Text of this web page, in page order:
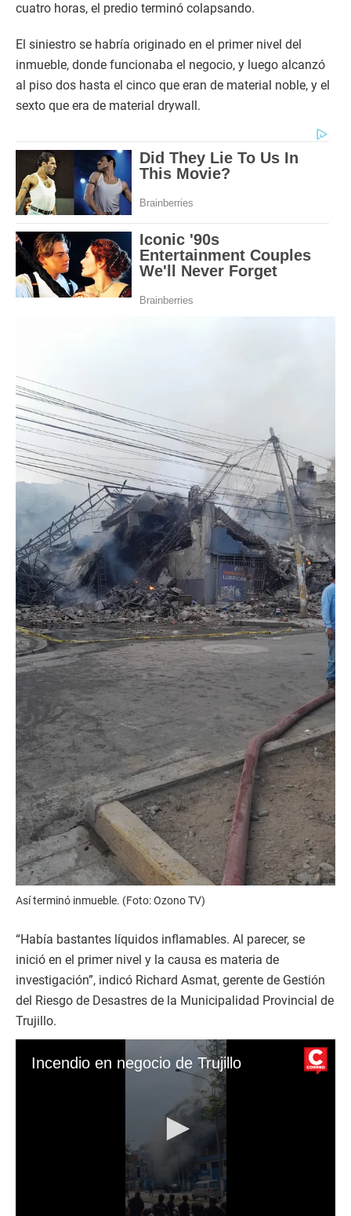
cuatro horas, el predio terminó colapsando.
El siniestro se habría originado en el primer nivel del
inmueble, donde funcionaba el negocio, y luego alcanzó
al piso dos hasta el cinco que eran de material noble, y el
sexto que era de material drywall.
Así terminó inmueble. (Foto: Ozono TV)
“Había bastantes líquidos inflamables. Al parecer, se
inició en el primer nivel y la causa es materia de
investigación”, indicó Richard Asmat, gerente de Gestión
del Riesgo de Desastres de la Municipalidad Provincial de
Trujillo.
Incendio en negocio de Trujillo